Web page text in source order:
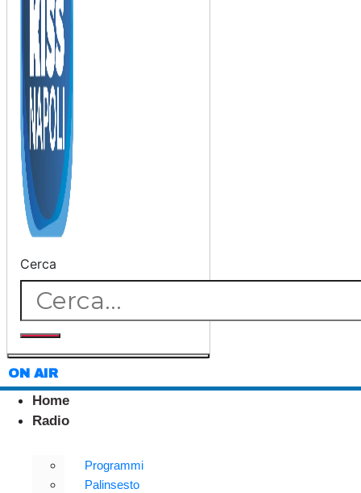
Cerca
ON AIR
Home
Radio
Programmi
Palinsesto